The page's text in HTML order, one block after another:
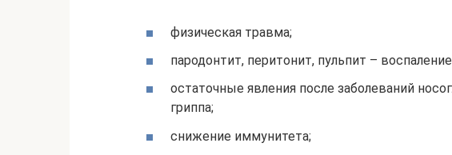
физическая травма;
пародонтит, перитонит, пульпит –
остаточные явления после заболеваний
гриппа;
снижение иммунитета;